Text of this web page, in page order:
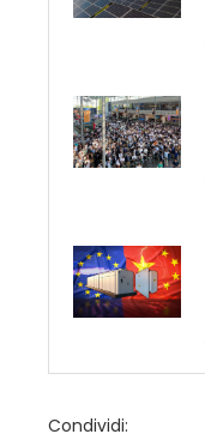
Condividi: